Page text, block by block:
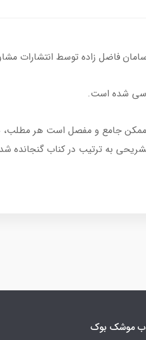
انتشارات مشاوران آموزش در 144 صفحه
شده است.
ممکن جامع و مفصل است هر
به ترتیب در کناب گنجانده
موشک بوک